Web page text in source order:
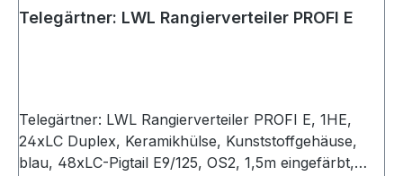
Telegärtner: LWL Rangierverteiler PROFI E
Telegärtner: LWL Rangierverteiler PROFI E, 1HE,
24xLC Duplex, Keramikhülse, Kunststoffgehäuse,
blau, 48xLC-Pigtail E9/125, OS2, 1,5m eingefärbt,